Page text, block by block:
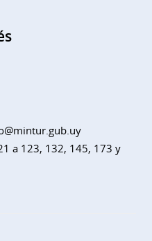
a 123, 132, 145, 173 y